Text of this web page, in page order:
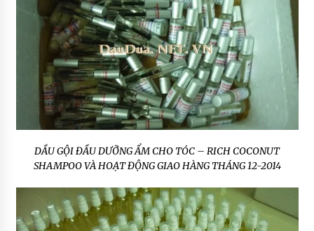
DẦU GỘI ĐẦU DƯỠNG ẨM CHO TÓC – RICH COCONUT
SHAMPOO VÀ HOẠT ĐỘNG GIAO HÀNG THÁNG 12-2014